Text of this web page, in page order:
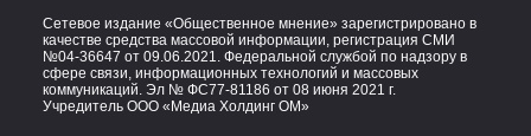
Сетевое издание «Общественное мнение» зарегистрировано в
качестве средства массовой информации, регистрация СМИ
№04-36647 от 09.06.2021. Федеральной службой по надзору в
сфере связи, информационных технологий и массовых
коммуникаций. Эл № ФС77-81186 от 08 июня 2021 г.
Учредитель ООО «Медиа Холдинг ОМ»